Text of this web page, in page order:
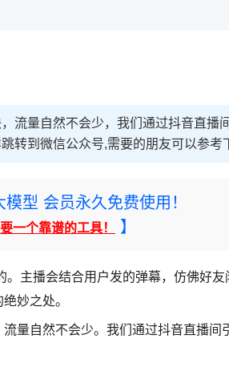
流量自然不会少，我们通过抖音直播
转到微信公众号,需要的朋友可以参考
型 会员永久免费使用！
一个靠谱的工具！ 】
主播会结合用户发的弹幕，仿佛好友
妙之处。
量自然不会少。我们通过抖音直播间